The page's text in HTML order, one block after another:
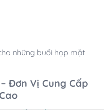
những buổi họp mặt
Đơn Vị Cung Cấp